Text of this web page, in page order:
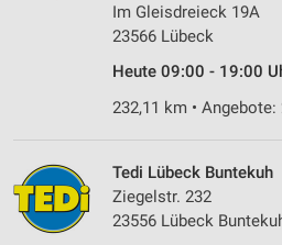
Im Gleisdreieck 19A
23566 Lübeck
Heute 09:00 - 19:00
232,11 km •
Tedi Lübeck Buntekuh
Ziegelstr. 232
23556 Lübeck